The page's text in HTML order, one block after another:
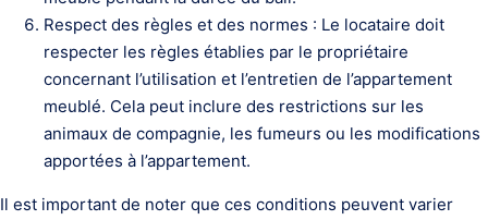
Respect des règles et des normes : Le locataire doit
respecter les règles établies par le propriétaire
concernant l’utilisation et l’entretien de l’appartement
meublé. Cela peut inclure des restrictions sur les
animaux de compagnie, les fumeurs ou les modifications
apportées à l’appartement.
Il est important de noter que ces conditions peuvent varier